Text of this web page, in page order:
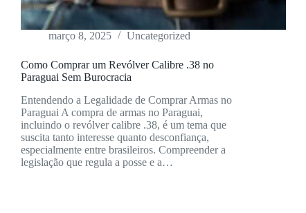
março 8, 2025 Uncategorized
Como Comprar um Revólver Calibre .38 no
Paraguai Sem Burocracia
Entendendo a Legalidade de Comprar Armas no
Paraguai A compra de armas no Paraguai,
incluindo o revólver calibre .38, é um tema que
suscita tanto interesse quanto desconfiança,
especialmente entre brasileiros. Compreender a
legislação que regula a posse e a…